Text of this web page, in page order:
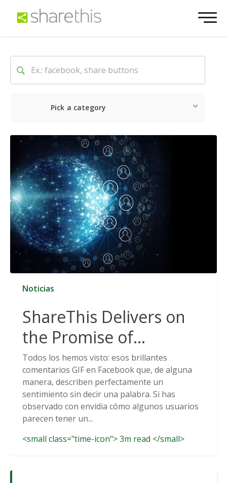
Pick a category
Lo último Social
Noticias
ShareThis Delivers on
the Promise of
Cookieless Data
Solutions
Todos los hemos visto: esos brillantes
comentarios GIF en Facebook que, de alguna
manera, describen perfectamente un
sentimiento sin decir una palabra. Si has
observado con envidia cómo algunos usuarios
parecen tener un...
<small class="time-icon"> 3m read </small>